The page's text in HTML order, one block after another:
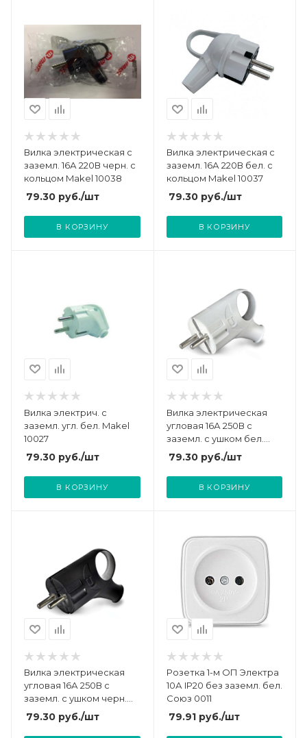
Вилка электрическая с
заземл. 16А 220В черн. с
кольцом Makel 10038
79.30 руб./шт
В КОРЗИНУ
Вилка электрическая с
заземл. 16А 220В бел. с
кольцом Makel 10037
79.30руб./шт
В КОРЗИНУ
Вилка электрич. с
заземл. угл. бел. Makel
10027
79.30 руб./шт
В КОРЗИНУ
Вилка электрическая
угловая 16А 250В с
заземл. с ушком бел.
(еврослот) UNIVersal А112
79.30руб./шт
В КОРЗИНУ
Вилка электрическая
угловая 16А 250В с
заземл. с ушком черн.
(еврослот) UNIVersal
79.30 руб./шт
Розетка 1-м ОП Электра
10А IP20 без заземл. бел.
Союз 0011
79.91руб./шт